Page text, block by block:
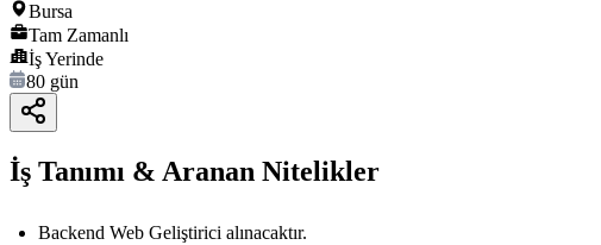
Bursa
Tam Zamanlı
İş Yerinde
80 gün
İş Tanımı & Aranan Nitelikler
Backend Web Geliştirici alınacaktır.